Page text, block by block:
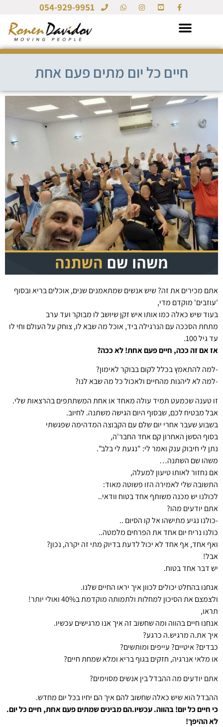
054-929-9951
חיים כל יום מתים פעם אחת
אתם מכירים את זה? שיש אנשים שמתאמנים שנים, אוכלים בריא ובסוף
'עוזבים' מוקדם מדי,
בעוד שיש כאלה כמו אותו איש זקן שיושב לו מבוקר ועד ערב
מתחת הסככה עם הנרגילה ביד, אוכל מה שבא לו, צוחק על העולם וחי לו
עד גיל 100.
אז אם זה ככה, חיים פעם אחת! לא ככה?
-למה להתאמץ בכלל לקום בבוקר לאימון?
-למה לא ליהנות מהחיים ולאכול כל מה שבא לנו?
זו טענה שכמעט תמיד עולה מאחד או אחת המשתתפים בהרצאות שלי.
אבל מבטיח לכם, שבסוף היום הגישה משתנה. לחיוב.
בשבוע שעבר אחרי יום שלם עם הקבוצה המדהימה שפגשתי
בסוף הסשן האחרון קם אחד החבר'ה,
נתן לי חיבוק ענק ואמר לי: "נגעת לי בלב".
משהו שם השתנה…
אם נחזור לאותו טיעון למעלה,
התשובה שלי לאמירה הזו פשוטה מאוד:
לכולנו יש מכנה משותף אחד בטוח וודאי..
אתם יודעים מהו?
-כולנו נגיע מתישהו אל קו הסיום ..
כולנו נריח יום אחד את הפרחים מלמטה..
ואף אחד, אף אחד לא יכול לדעת בדיוק מתי זה יקרה, נכון?
אבל!
יש דבר אחד בטוח.
אנחנו בהחלט יכולים לכוון איך יראו החיים שלנו.
ולצמצם את הסיכון למחלות ולתמותה מוקדמת ב40% ואולי יותר!
תראו,
אנחנו חיים בהווה ומה שחשוב זה איך אנו מרגישים עכשיו.
איך את.ה מרגיש.ה כרגע?
כבדים? איטיים? עייפים ומותשים?
או מלאי אנרגיה, חזקים בגוף בריא ומלא שמחת חיים?
אתם יודעים מה ההבדל בין אנשים מסוימים?
ההבדל הוא שיש כאלה שחשוב להם איך הם יחיו בכל יום מחדש.
כי חיים כל יום! בהווה. עכשיו.הם מבינים שמתים פעם אחת, חיים כל יום.
לא ההיפך!